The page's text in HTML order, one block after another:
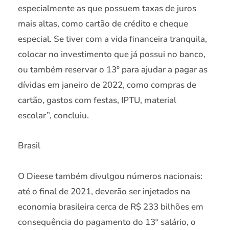
especialmente as que possuem taxas de juros
mais altas, como cartão de crédito e cheque
especial. Se tiver com a vida financeira tranquila,
colocar no investimento que já possui no banco,
ou também reservar o 13º para ajudar a pagar as
dívidas em janeiro de 2022, como compras de
cartão, gastos com festas, IPTU, material
escolar”, concluiu.
Brasil
O Dieese também divulgou números nacionais:
até o final de 2021, deverão ser injetados na
economia brasileira cerca de R$ 233 bilhões em
consequência do pagamento do 13º salário, o